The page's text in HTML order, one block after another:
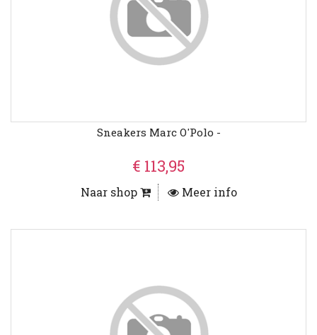
Sneakers Marc O'Polo -
€ 113,95
Naar shop Meer info